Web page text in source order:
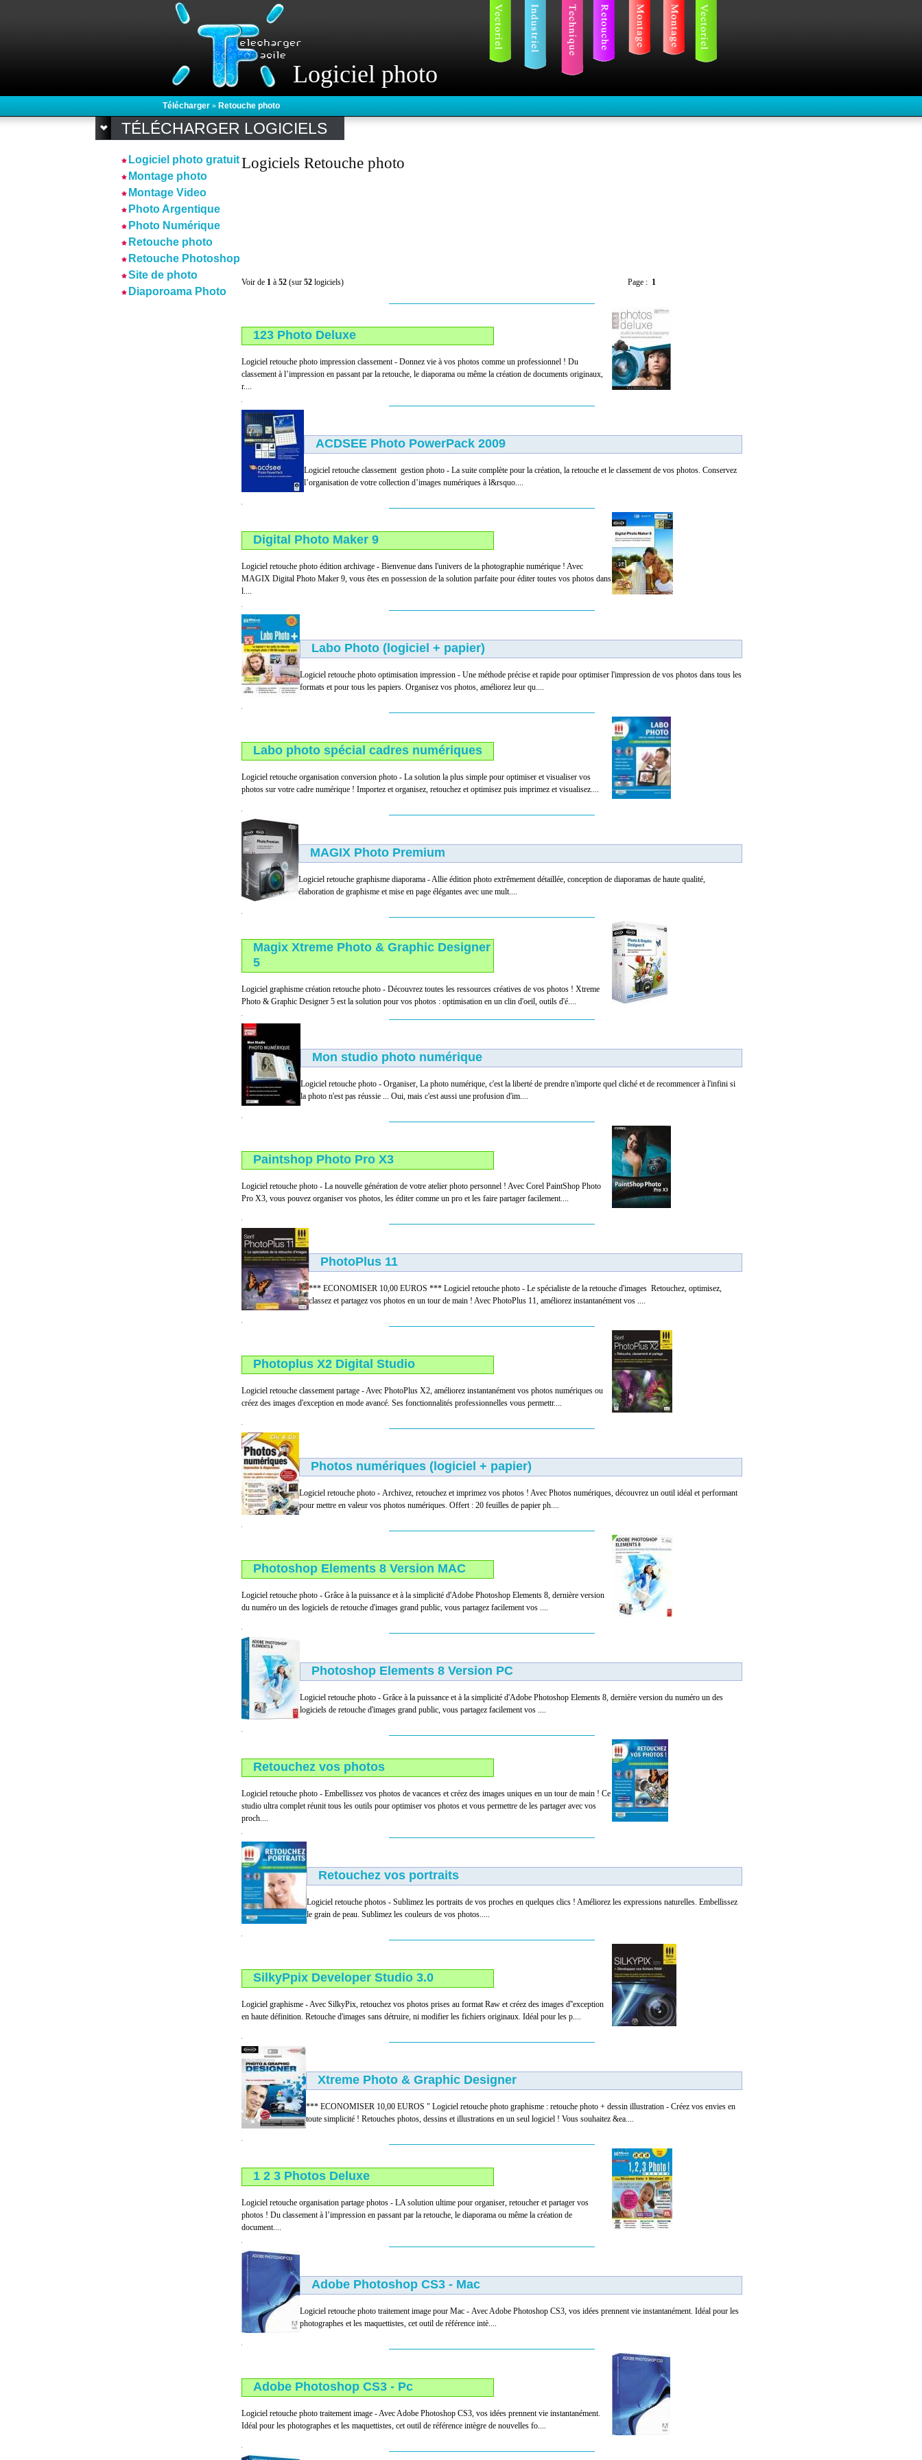
Logiciel photo
Télécharger » Retouche photo
TÉLÉCHARGER LOGICIELS
Logiciel photo gratuit
Montage photo
Montage Video
Photo Argentique
Photo Numérique
Retouche photo
Retouche Photoshop
Site de photo
Diaporoama Photo
Logiciels Retouche photo
Voir de 1 à 52 (sur 52 logiciels) Page : 1
123 Photo Deluxe
Logiciel retouche photo impression classement - Donnez vie à vos photos comme un professionnel ! Du
classement à l’impression en passant par la retouche, le diaporama ou même la création de documents originaux,
r....
ACDSEE Photo PowerPack 2009
Logiciel retouche classement gestion photo - La suite complète pour la création, la retouche et le classement de vos photos. Conservez
l’organisation de votre collection d’images numériques à l&rsquo....
Digital Photo Maker 9
Logiciel retouche photo édition archivage - Bienvenue dans l'univers de la photographie numérique ! Avec
MAGIX Digital Photo Maker 9, vous êtes en possession de la solution parfaite pour éditer toutes vos photos dans
l....
Labo Photo (logiciel + papier)
Logiciel retouche photo optimisation impression - Une méthode précise et rapide pour optimiser l'impression de vos photos dans tous les
formats et pour tous les papiers. Organisez vos photos, améliorez leur qu....
Labo photo spécial cadres numériques
Logiciel retouche organisation conversion photo - La solution la plus simple pour optimiser et visualiser vos
photos sur votre cadre numérique ! Importez et organisez, retouchez et optimisez puis imprimez et visualisez....
MAGIX Photo Premium
Logiciel retouche graphisme diaporama - Allie édition photo extrêmement détaillée, conception de diaporamas de haute qualité,
élaboration de graphisme et mise en page élégantes avec une mult....
Magix Xtreme Photo & Graphic Designer
5
Logiciel graphisme création retouche photo - Découvrez toutes les ressources créatives de vos photos ! Xtreme
Photo & Graphic Designer 5 est la solution pour vos photos : optimisation en un clin d'oeil, outils d'é....
Mon studio photo numérique
Logiciel retouche photo - Organiser, La photo numérique, c'est la liberté de prendre n'importe quel cliché et de recommencer à l'infini si
la photo n'est pas réussie ... Oui, mais c'est aussi une profusion d'im....
Paintshop Photo Pro X3
Logiciel retouche photo - La nouvelle génération de votre atelier photo personnel ! Avec Corel PaintShop Photo
Pro X3, vous pouvez organiser vos photos, les éditer comme un pro et les faire partager facilement....
PhotoPlus 11
*** ECONOMISER 10,00 EUROS *** Logiciel retouche photo - Le spécialiste de la retouche d'images Retouchez, optimisez,
classez et partagez vos photos en un tour de main ! Avec PhotoPlus 11, améliorez instantanément vos ....
Photoplus X2 Digital Studio
Logiciel retouche classement partage - Avec PhotoPlus X2, améliorez instantanément vos photos numériques ou
créez des images d'exception en mode avancé. Ses fonctionnalités professionnelles vous permettr....
Photos numériques (logiciel + papier)
Logiciel retouche photo - Archivez, retouchez et imprimez vos photos ! Avec Photos numériques, découvrez un outil idéal et performant
pour mettre en valeur vos photos numériques. Offert : 20 feuilles de papier ph....
Photoshop Elements 8 Version MAC
Logiciel retouche photo - Grâce à la puissance et à la simplicité d'Adobe Photoshop Elements 8, dernière version
du numéro un des logiciels de retouche d'images grand public, vous partagez facilement vos ....
Photoshop Elements 8 Version PC
Logiciel retouche photo - Grâce à la puissance et à la simplicité d'Adobe Photoshop Elements 8, dernière version du numéro un des
logiciels de retouche d'images grand public, vous partagez facilement vos ....
Retouchez vos photos
Logiciel retouche photo - Embellissez vos photos de vacances et créez des images uniques en un tour de main ! Ce
studio ultra complet réunit tous les outils pour optimiser vos photos et vous permettre de les partager avec vos
proch....
Retouchez vos portraits
Logiciel retouche photos - Sublimez les portraits de vos proches en quelques clics ! Améliorez les expressions naturelles. Embellissez
le grain de peau. Sublimez les couleurs de vos photos.....
SilkyPpix Developer Studio 3.0
Logiciel graphisme - Avec SilkyPix, retouchez vos photos prises au format Raw et créez des images d''exception
en haute définition. Retouche d'images sans détruire, ni modifier les fichiers originaux. Idéal pour les p....
Xtreme Photo & Graphic Designer
*** ECONOMISER 10,00 EUROS " Logiciel retouche photo graphisme : retouche photo + dessin illustration - Créez vos envies en
toute simplicité ! Retouches photos, dessins et illustrations en un seul logiciel ! Vous souhaitez &ea....
1 2 3 Photos Deluxe
Logiciel retouche organisation partage photos - LA solution ultime pour organiser, retoucher et partager vos
photos ! Du classement à l’impression en passant par la retouche, le diaporama ou même la création de
document....
Adobe Photoshop CS3 - Mac
Logiciel retouche photo traitement image pour Mac - Avec Adobe Photoshop CS3, vos idées prennent vie instantanément. Idéal pour les
photographes et les maquettistes, cet outil de référence intè....
Adobe Photoshop CS3 - Pc
Logiciel retouche photo traitement image - Avec Adobe Photoshop CS3, vos idées prennent vie instantanément.
Idéal pour les photographes et les maquettistes, cet outil de référence intègre de nouvelles fo....